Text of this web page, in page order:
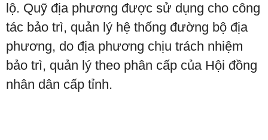
lộ. Quỹ địa phương được sử dụng cho công
tác bảo trì, quản lý hệ thống đường bộ địa
phương, do địa phương chịu trách nhiệm
bảo trì, quản lý theo phân cấp của Hội đồng
nhân dân cấp tỉnh.